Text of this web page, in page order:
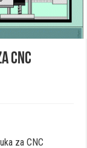
CNC
za CNC